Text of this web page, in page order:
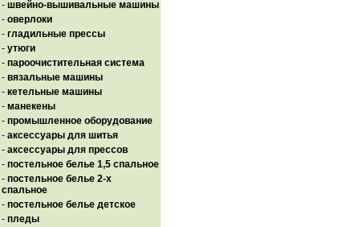
- швейно-вышивальные машины
- оверлоки
- гладильные прессы
- утюги
- пароочистительная система
- вязальные машины
- кетельные машины
- манекены
- промышленное оборудование
- аксессуары для шитья
- аксессуары для прессов
- постельное белье 1,5 спальное
- постельное белье 2-х
спальное
- постельное белье детское
- пледы